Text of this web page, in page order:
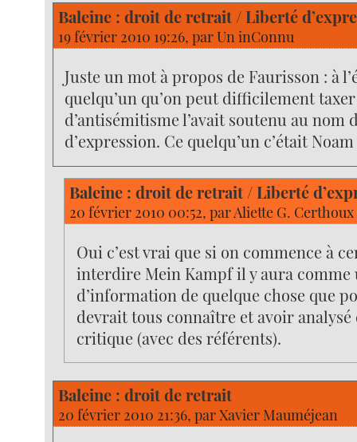
Baleine : droit de retrait / Liberté
19 février 2010 19:26, parUn inConnu
Juste un mot à propos de Faurisson : à
quelqu’un qu’on peut difficilement taxer
d’antisémitisme l’avait soutenu au nom
d’expression. Ce quelqu’un c’était
Baleine : droit de retrait / Liberté
20 février 2010 00:52, parAliette G. Certhoux
Oui c’est vrai que si on commence à
interdire Mein Kampf il y aura comme
d’information de quelque chose que
devrait tous connaître et avoir analysé
critique (avec des référents).
Baleine : droit de retrait
20 février 2010 21:36, parXavier Mauméjean